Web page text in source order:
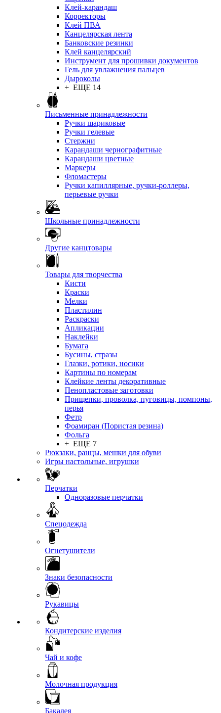
Клей-карандаш
Корректоры
Клей ПВА
Канцелярская лента
Банковские резинки
Клей канцелярский
Инструмент для прошивки документов
Гель для увлажнения пальцев
Дыроколы
+ ЕЩЕ 14
Письменные принадлежности
Ручки шариковые
Ручки гелевые
Стержни
Карандаши чернографитные
Карандаши цветные
Маркеры
Фломастеры
Ручки капиллярные, ручки-роллеры,
перьевые ручки
Школьные принадлежности
Другие канцтовары
Товары для творчества
Кисти
Краски
Мелки
Пластилин
Раскраски
Апликации
Наклейки
Бумага
Бусины, стразы
Глазки, ротики, носики
Картины по номерам
Клейкие ленты декоративные
Пенопластовые заготовки
Прищепки, проволка, пуговицы, помпоны,
перья
Фетр
Фоамиран (Пористая резина)
Фольга
+ ЕЩЕ 7
Рюкзаки, ранцы, мешки для обуви
Игры настольные, игрушки
Перчатки
Одноразовые перчатки
Спецодежда
Огнетушители
Знаки безопасности
Рукавицы
Кондитерские изделия
Чай и кофе
Молочная продукция
Бакалея